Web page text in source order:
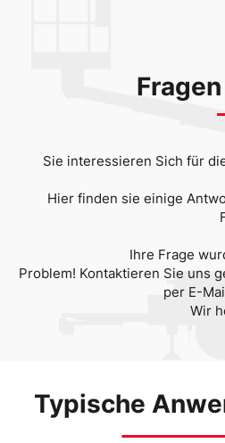
Sie interessieren Sich für
Hier finden sie einige
Ihre Frage
Problem! Kontaktieren Sie uns
per E-
Wir
Typische